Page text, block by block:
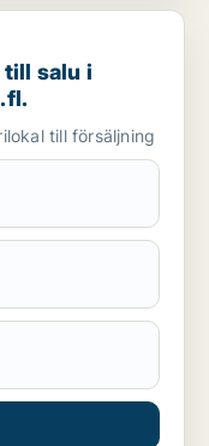
Bjuv eller Åstorp
salu i
till försäljning